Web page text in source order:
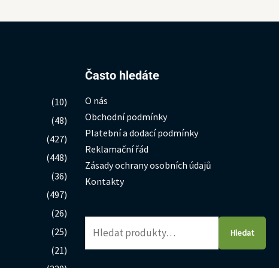
(10)
(48)
(427)
(448)
(36)
(497)
(26)
(25)
(21)
Často hledáte
O nás
Obchodní podmínky
Platební a dodací podmínky
Reklamační řád
Zásady ochrany osobních údajů
Kontakty
Hledat:
Hledat